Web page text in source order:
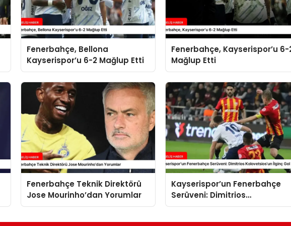
Fenerbahçe, Bellona
Kayserispor’u 6-2 Mağlup Etti
Fenerbahçe, Kayserispor’u 6-
Mağlup Etti
Fenerbahçe Teknik Direktörü
Jose Mourinho’dan Yorumlar
Kayserispor’un Fenerbahçe
Serüveni: Dimitrios
Kolovetsios’un İlginç Gol